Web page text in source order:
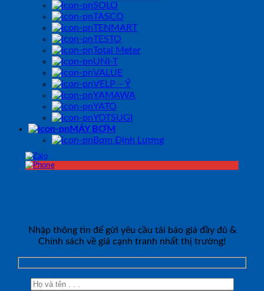
SOLO
TASCO
TENMART
TESTO
Total Meter
UNI-T
VALUE
VELP – Ý
YAMAWA
YATO
YOTSUGI
MÁY BƠM
Bơm Định Lượng
Nhập thông tin để gửi yêu cầu tải báo giá đầy đủ &
Chính sách về giá cạnh tranh nhất thị trường!